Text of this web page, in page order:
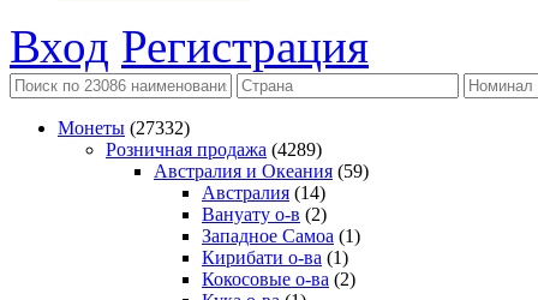
Вход Регистрация
Монеты (27332)
Розничная продажа (4289)
Австралия и Океания (59)
Австралия (14)
Вануату о-в (2)
Западное Самоа (1)
Кирибати о-ва (1)
Кокосовые о-ва (2)